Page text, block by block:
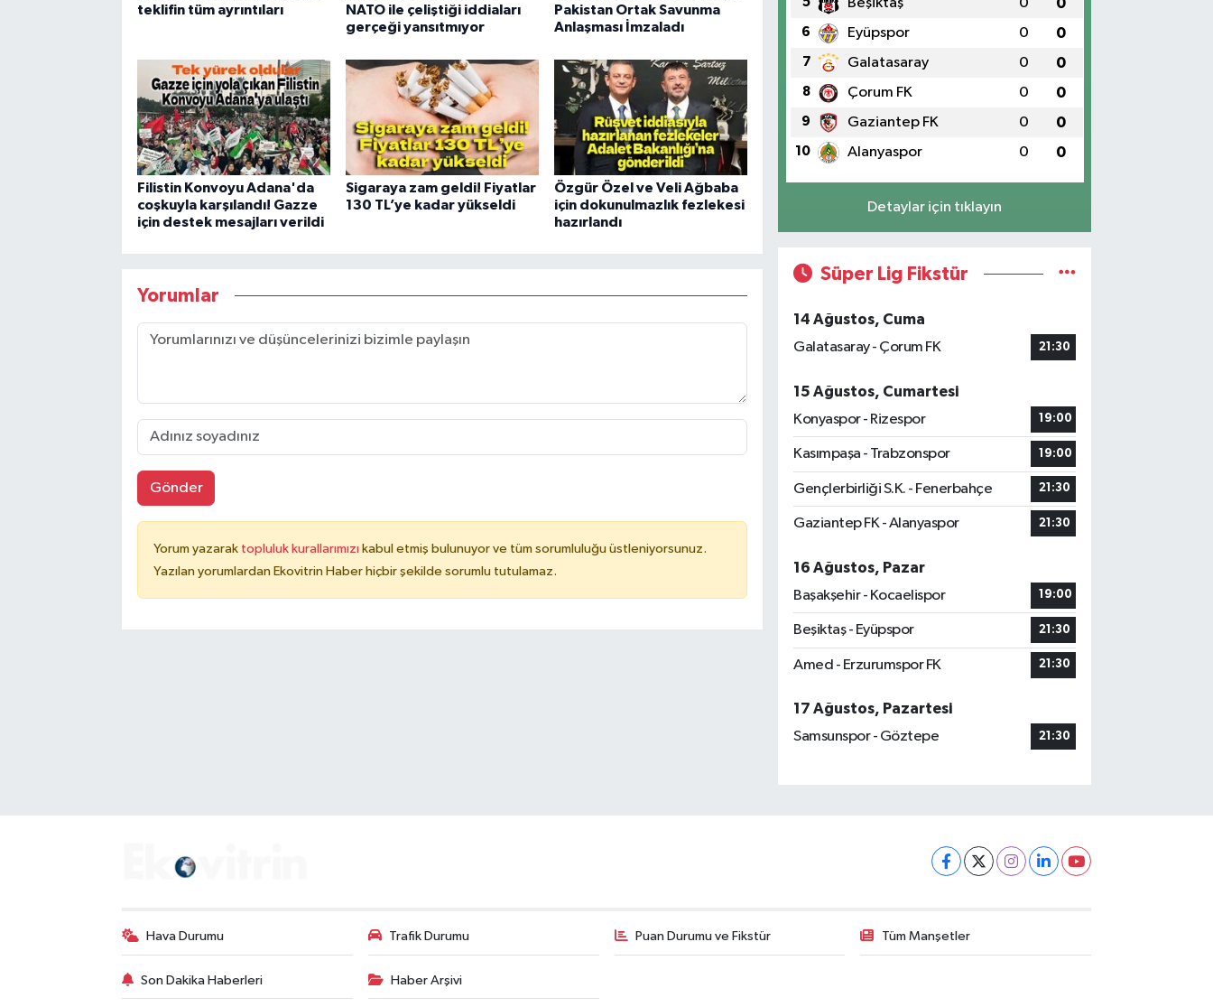
teklifin tüm ayrıntıları
NATO ile çeliştiği iddiaları
gerçeği yansıtmıyor
Pakistan Ortak Savunma
Anlaşması İmzaladı
Filistin Konvoyu Adana'da
coşkuyla karşılandı! Gazze
için destek mesajları verildi
Sigaraya zam geldi! Fiyatlar
130 TL’ye kadar yükseldi
Özgür Özel ve Veli Ağbaba
için dokunulmazlık fezlekesi
hazırlandı
Yorumlar
Gönder
Yorum yazarak topluluk kurallarımızı kabul etmiş bulunuyor ve tüm sorumluluğu üstleniyorsunuz.
Yazılan yorumlardan Ekovitrin Haber hiçbir şekilde sorumlu tutulamaz.
Beşiktaş 0 0
6 Eyüpspor 0 0
7 Galatasaray 0 0
8 Çorum FK 0 0
9 Gaziantep FK 0 0
10 Alanyaspor 0 0
Detaylar için tıklayın
Süper Lig Fikstür
14 Ağustos, Cuma
Galatasaray - Çorum FK
21:30
15 Ağustos, Cumartesi
Konyaspor - Rizespor
19:00
Kasımpaşa - Trabzonspor 19:00
Gençlerbirliği S.K. - Fenerbahçe 21:30
Gaziantep FK - Alanyaspor 21:30
16 Ağustos, Pazar
Başakşehir - Kocaelispor
19:00
Beşiktaş - Eyüpspor 21:30
Amed - Erzurumspor FK 21:30
17 Ağustos, Pazartesi
Samsunspor - Göztepe
21:30
Hava Durumu Trafik Durumu Puan Durumu ve Fikstür Tüm Manşetler
Son Dakika Haberleri Haber Arşivi